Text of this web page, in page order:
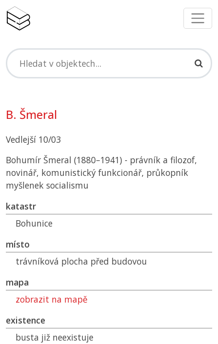
B. Šmeral
Vedlejší 10/03
Bohumír Šmeral (1880–1941) - právník a filozof,
novinář, komunistický funkcionář, průkopník
myšlenek socialismu
katastr
Bohunice
místo
trávníková plocha před budovou
mapa
zobrazit na mapě
existence
busta již neexistuje